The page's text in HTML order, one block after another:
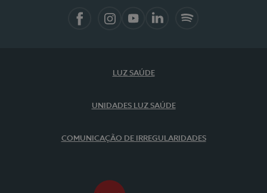
LUZ SAÚDE
UNIDADES LUZ SAÚDE
COMUNICAÇÃO DE IRREGULARIDADES